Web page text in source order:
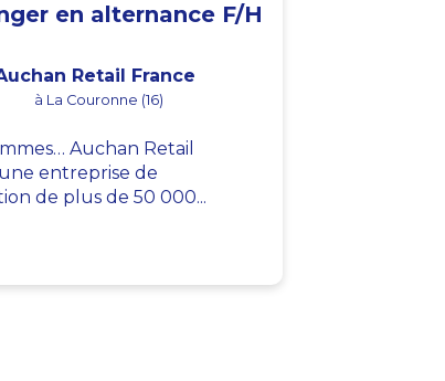
en alternance F/H
Retail France
à La Couronne (16)
Auchan Retail
entreprise de
de plus de 50 000...